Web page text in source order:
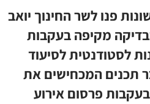
פנו לשר החינוך יואב
מקיפה בעקבות
לסטודנטית לסיעוד
תכנים המכחישים את
בעקבות פרסום אירוע